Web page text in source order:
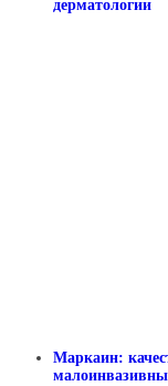
дерматологии
Маркаин: